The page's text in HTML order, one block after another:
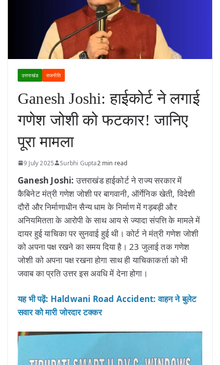
उत्तराखंड राजनीति
Ganesh Joshi: हाईकोर्ट ने लगाई
गणेश जोशी को फटकार! जानिए
पूरा मामला
9 July 2025 Surbhi Gupta2 min read
Ganesh Joshi: उत्तराखंड हाईकोर्ट ने राज्य सरकार में
कैबिनेट मंत्री गणेश जोशी पर बागवानी, ऑर्गेनिक खेती, विदेशी
दौरों और निर्माणाधीन सैन्य धाम के निर्माण में गड़बड़ी और
अनियमितता के आरोपी के साथ आय से ज्यादा संपत्ति के मामले में
दायर हुई याचिका पर सुनवाई हुई थी। कोर्ट ने मंत्री गणेश जोशी
को अपना पक्ष रखने का समय दिया है। 23 जुलाई तक गणेश
जोशी को अपना पक्ष रखना होगा साथ ही याचिकाकर्ता को भी
जवाब का प्रति उत्तर इस अवधि में देना होगा।
यह भी पढ़ें: Haldwani Road Accident: वाहन ने बुलेट
सवार को मारी जोरदार टक्कर